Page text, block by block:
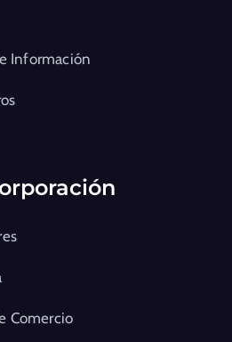
Información
Comercio